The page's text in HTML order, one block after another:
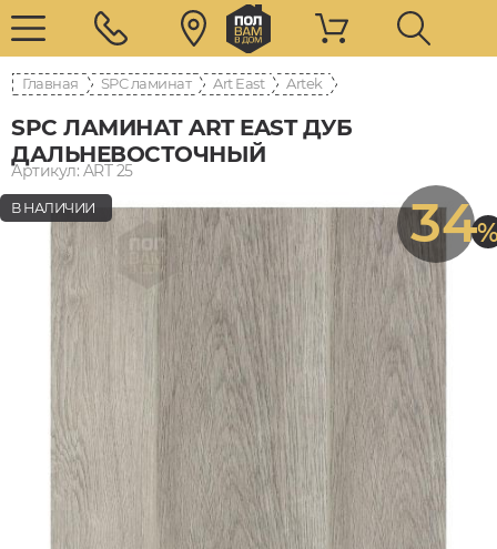
Главная SPC ламинат Art East Artek
SPC ЛАМИНАТ ART EAST ДУБ
ДАЛЬНЕВОСТОЧНЫЙ
Артикул: ART 25
34
В НАЛИЧИИ